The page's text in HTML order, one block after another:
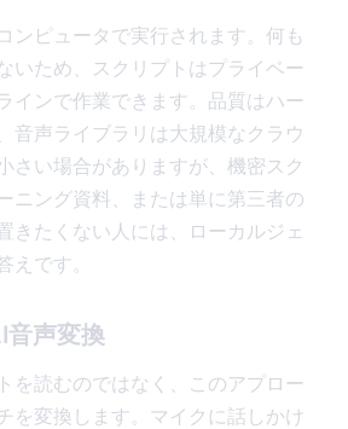
ンピュータで実行されます。何も
いため、スクリプトはプライベー
インで作業できます。品質はハー
音声ライブラリは大規模なクラウ
さい場合がありますが、機密スク
ニング資料、または単に第三者の
きたくない人には、ローカルジェ
えです。
音声変換
を読むのではなく、このアプロー
を変換します。マイクに話しかけ